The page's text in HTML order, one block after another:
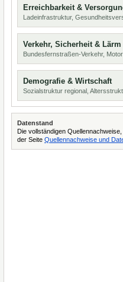
Erreichbarkeit &
Ladeinfrastruktur,
Verkehr, Sicherheit & Lärm
Bundesfernstraßen-Verkehr,
Demografie & Wirtschaft
Sozialstruktur regional,
Datenstand
Die vollständigen
der Seite Quellennachweise und